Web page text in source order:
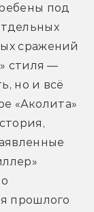
под
сражений
стиля —
но и всё
«Аколита»
прошлого